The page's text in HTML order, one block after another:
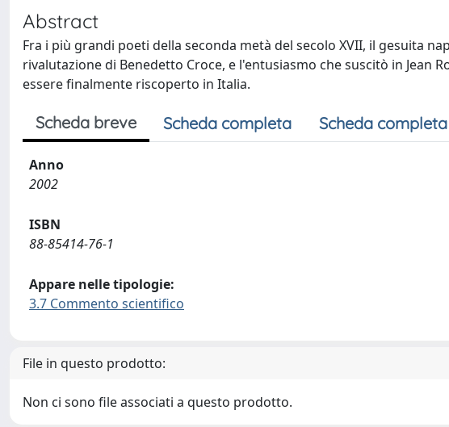
Abstract
Fra i più grandi poeti della seconda metà del secolo XVII, il gesuita
rivalutazione di Benedetto Croce, e l'entusiasmo che suscitò in Jean
essere finalmente riscoperto in Italia.
Scheda breve Scheda completa Scheda
Anno
2002
ISBN
88-85414-76-1
Appare nelle tipologie:
3.7 Commento scientifico
File in questo prodotto:
Non ci sono file associati a questo prodotto.